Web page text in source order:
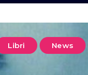
Libri News